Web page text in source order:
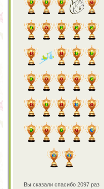
Вы сказали спасибо 2097 раз